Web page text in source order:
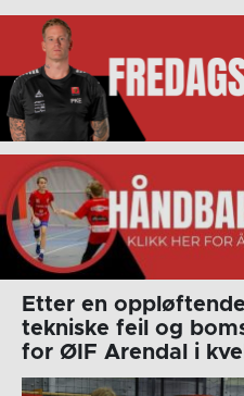
Etter en
tekniske feil og
for ØIF Arendal i